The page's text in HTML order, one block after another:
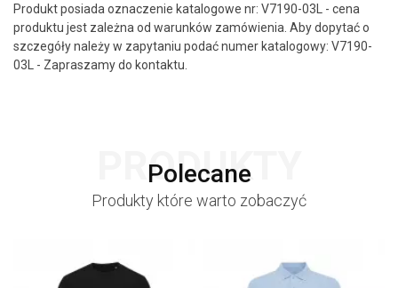
Produkt posiada oznaczenie katalogowe nr: V7190-03L - cena
produktu jest zależna od warunków zamówienia. Aby dopytać o
szczegóły należy w zapytaniu podać numer katalogowy: V7190-
03L - Zapraszamy do kontaktu.
Polecane
PRODUKTY
Produkty które warto zobaczyć